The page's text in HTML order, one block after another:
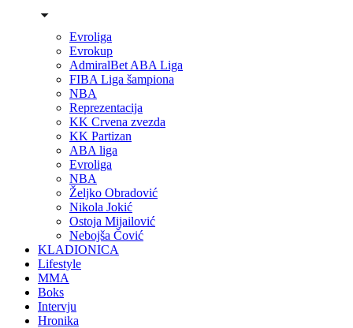
Evroliga
Evrokup
AdmiralBet ABA Liga
FIBA Liga šampiona
NBA
Reprezentacija
KK Crvena zvezda
KK Partizan
ABA liga
Evroliga
NBA
Željko Obradović
Nikola Jokić
Ostoja Mijailović
Nebojša Čović
KLADIONICA
Lifestyle
MMA
Boks
Intervju
Hronika